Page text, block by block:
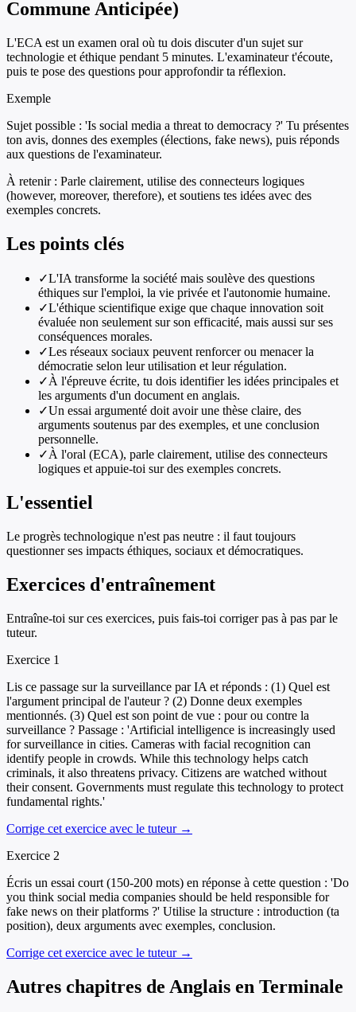
Commune Anticipée)
L'ECA est un examen oral où tu dois discuter d'un sujet sur
technologie et éthique pendant 5 minutes. L'examinateur t'écoute,
puis te pose des questions pour approfondir ta réflexion.
Exemple
Sujet possible : 'Is social media a threat to democracy ?' Tu présentes
ton avis, donnes des exemples (élections, fake news), puis réponds
aux questions de l'examinateur.
À retenir : Parle clairement, utilise des connecteurs logiques
(however, moreover, therefore), et soutiens tes idées avec des
exemples concrets.
Les points clés
✓L'IA transforme la société mais soulève des questions
éthiques sur l'emploi, la vie privée et l'autonomie humaine.
✓L'éthique scientifique exige que chaque innovation soit
évaluée non seulement sur son efficacité, mais aussi sur ses
conséquences morales.
✓Les réseaux sociaux peuvent renforcer ou menacer la
démocratie selon leur utilisation et leur régulation.
✓À l'épreuve écrite, tu dois identifier les idées principales et
les arguments d'un document en anglais.
✓Un essai argumenté doit avoir une thèse claire, des
arguments soutenus par des exemples, et une conclusion
personnelle.
✓À l'oral (ECA), parle clairement, utilise des connecteurs
logiques et appuie-toi sur des exemples concrets.
L'essentiel
Le progrès technologique n'est pas neutre : il faut toujours
questionner ses impacts éthiques, sociaux et démocratiques.
Exercices d'entraînement
Entraîne-toi sur ces exercices, puis fais-toi corriger pas à pas par le
tuteur.
Exercice 1
Lis ce passage sur la surveillance par IA et réponds : (1) Quel est
l'argument principal de l'auteur ? (2) Donne deux exemples
mentionnés. (3) Quel est son point de vue : pour ou contre la
surveillance ? Passage : 'Artificial intelligence is increasingly used
for surveillance in cities. Cameras with facial recognition can
identify people in crowds. While this technology helps catch
criminals, it also threatens privacy. Citizens are watched without
their consent. Governments must regulate this technology to protect
fundamental rights.'
Corrige cet exercice avec le tuteur →
Exercice 2
Écris un essai court (150-200 mots) en réponse à cette question : 'Do
you think social media companies should be held responsible for
fake news on their platforms ?' Utilise la structure : introduction (ta
position), deux arguments avec exemples, conclusion.
Corrige cet exercice avec le tuteur →
Autres chapitres de Anglais en Terminale